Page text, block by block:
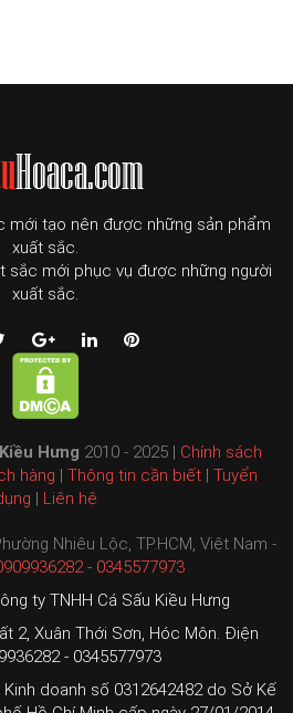
mới tạo nên được những sản phẩm
xuất sắc.
sắc mới phục vụ được những người
xuất sắc.
Hưng 2010 - 2025 | Chính sách
hàng | Thông tin cần biết| Tuyển
| Liên hệ
Nhiêu Lộc, TP.HCM, Việt Nam -
- 0345577973
ty TNHH Cá Sấu Kiều Hưng
2, Xuân Thới Sơn, Hóc Môn. Điện
- 0345577973
doanh số 0312642482 do Sở Kế